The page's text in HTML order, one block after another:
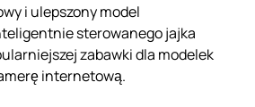
i ulepszony model
sterowanego jajka
zabawki dla modelek
internetową.